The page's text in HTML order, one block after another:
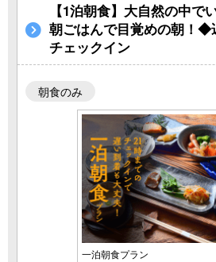
【1泊朝食】大自然の中で
朝ごはんで目覚めの朝！◆
チェックイン
朝食のみ
一泊朝食プラン